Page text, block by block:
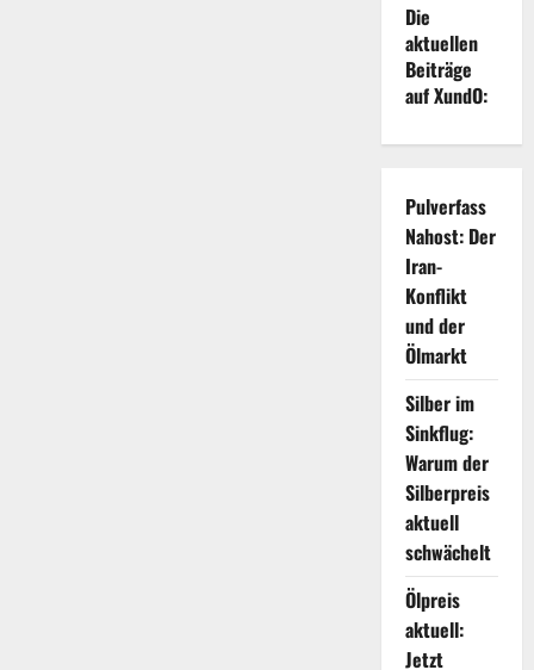
Die
aktuellen
Beiträge
auf XundO:
Pulverfass
Nahost: Der
Iran-
Konflikt
und der
Ölmarkt
Silber im
Sinkflug:
Warum der
Silberpreis
aktuell
schwächelt
Ölpreis
aktuell:
Jetzt